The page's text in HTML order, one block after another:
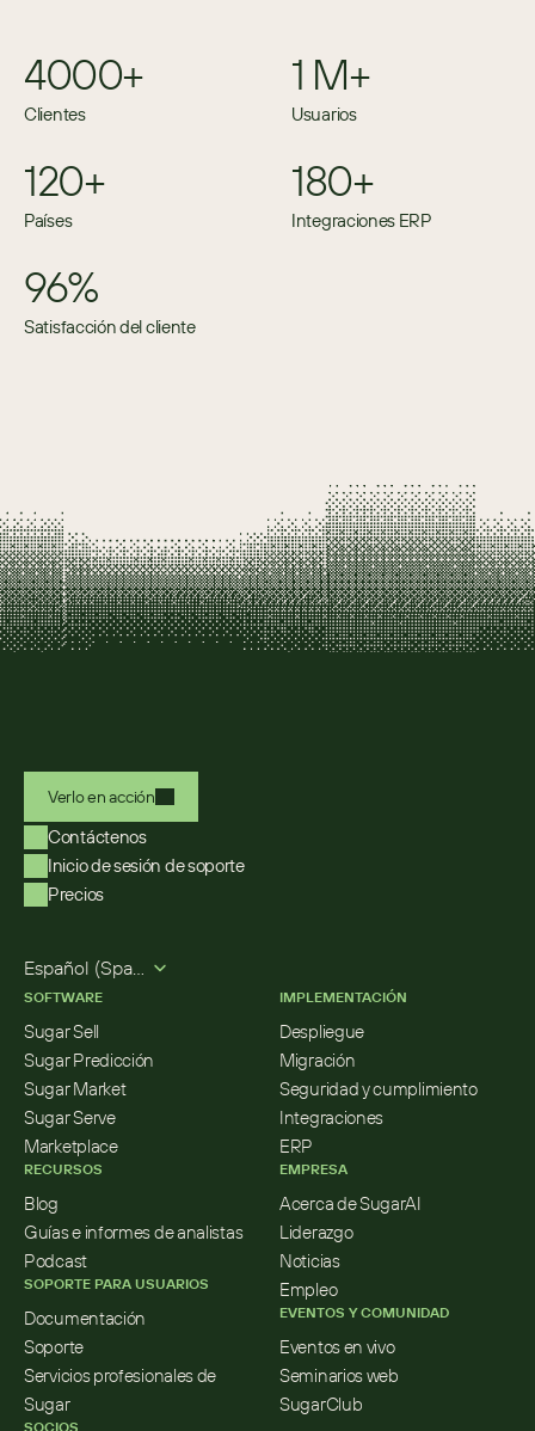
4000+
Clientes
1 M+
Usuarios
120+
Países
180+
Integraciones ERP
96%
Satisfacción del cliente
Verlo en acción
Contáctenos
Inicio de sesión de soporte
Precios
Español (Spanish)
SOFTWARE
Sugar Sell
Sugar Predicción
Sugar Market
Sugar Serve
Marketplace
RECURSOS
Blog
Guías e informes de analistas
Podcast
SOPORTE PARA USUARIOS
Documentación
Soporte
Servicios profesionales de
Sugar
SOCIOS
IMPLEMENTACIÓN
Despliegue
Migración
Seguridad y cumplimiento
Integraciones
ERP
EMPRESA
Acerca de SugarAI
Liderazgo
Noticias
Empleo
EVENTOS Y COMUNIDAD
Eventos en vivo
Seminarios web
SugarClub